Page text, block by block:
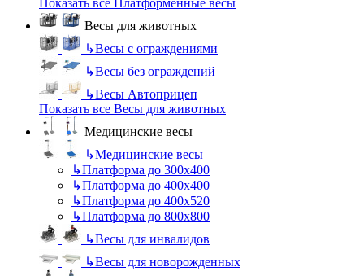
Весы для животных
↳Весы с ограждениями
↳Весы без ограждений
↳Весы Автоприцеп
Показать все Весы для животных
Медицинские весы
↳Медицинские весы
↳Платформа до 300х400
↳Платформа до 400х400
↳Платформа до 400х520
↳Платформа до 800х800
↳Весы для инвалидов
↳Весы для новорожденных